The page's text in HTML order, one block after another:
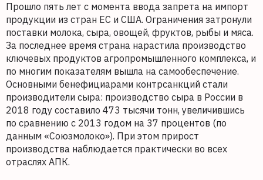
Прошло пять лет с момента ввода запрета на импорт
продукции из стран ЕС и США. Ограничения затронули
поставки молока, сыра, овощей, фруктов, рыбы и мяса.
За последнее время страна нарастила производство
ключевых продуктов агропромышленного комплекса, и
по многим показателям вышла на самообеспечение.
Основными бенефициарами контрсанкций стали
производители сыра: производство сыра в России в
2018 году составило 473 тысячи тонн, увеличившись
по сравнению с 2013 годом на 37 процентов (по
данным «Союзмолоко»). При этом прирост
производства наблюдается практически во всех
отраслях АПК.